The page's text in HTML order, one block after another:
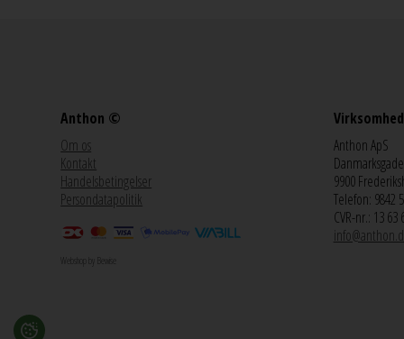
Anthon ©
Om os
Kontakt
Handelsbetingelser
Persondatapolitik
Webshop by Bewise
Anthon ApS
9900
Telefon: 9842
CVR-nr.: 13 63